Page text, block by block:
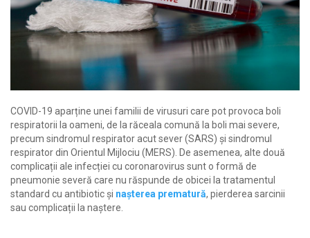
COVID-19 aparține unei familii de virusuri care pot provoca boli
respiratorii la oameni, de la răceala comună la boli mai severe,
precum sindromul respirator acut sever (SARS) și sindromul
respirator din Orientul Mijlociu (MERS). De asemenea, alte două
complicații ale infecției cu coronarovirus sunt o formă de
pneumonie severă care nu răspunde de obicei la tratamentul
standard cu antibiotic și nașterea prematură, pierderea sarcinii
sau complicații la naștere.